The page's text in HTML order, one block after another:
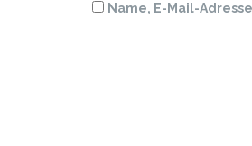
Name, E-Mail-